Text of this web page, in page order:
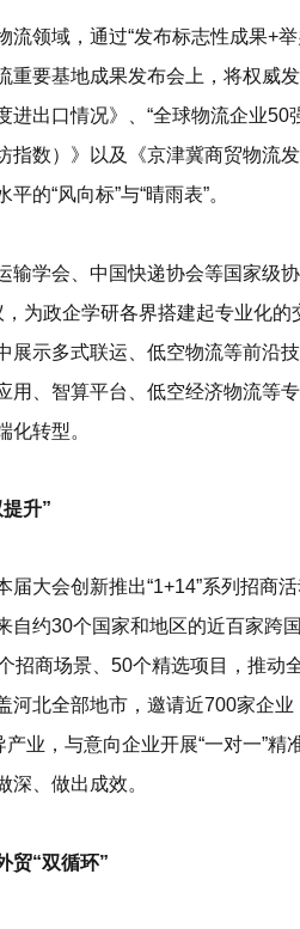
流领域，通过“发布标志性成果+
重要基地成果发布会上，将权
进出口情况》、“全球物流企业
指数）》以及《京津冀商贸物流
的“风向标”与“晴雨表”。
输学会、中国快递协会等国家级
为政企学研各界搭建起专业化
展示多式联运、低空物流等前沿
用、智算平台、低空经济物流等
化转型。
升”
届大会创新推出“1+14”系列招商
自约30个国家和地区的近百家跨
招商场景、50个精选项目，推动
河北全部地市，邀请近700家企
产业，与意向企业开展“一对一”
深、做出成效。
贸“双循环”